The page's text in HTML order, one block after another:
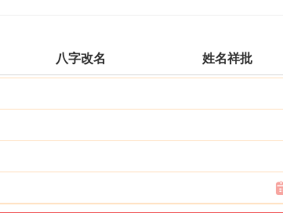
八字改名 姓名祥批